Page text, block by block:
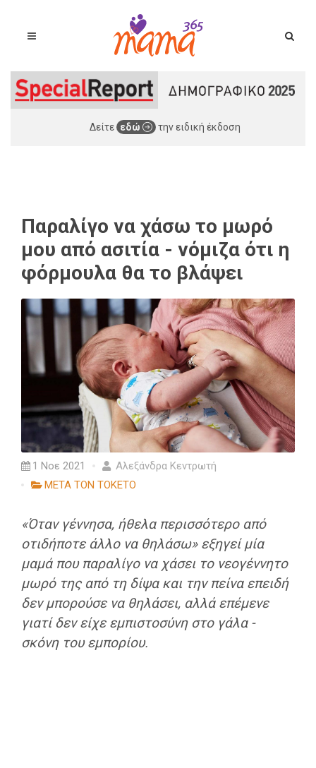
Δείτε εδώ την ειδική έκδοση
Παραλίγο να χάσω το μωρό
μου από ασιτία - νόμιζα ότι η
φόρμουλα θα το βλάψει
1 Νοε 2021
Αλεξάνδρα Κεντρωτή
ΜΕΤΑ ΤΟΝ ΤΟΚΕΤΟ
«Όταν γέννησα, ήθελα περισσότερο από
οτιδήποτε άλλο να θηλάσω» εξηγεί μία
μαμά που παραλίγο να χάσει το νεογέννητο
μωρό της από τη δίψα και την πείνα επειδή
δεν μπορούσε να θηλάσει, αλλά επέμενε
γιατί δεν είχε εμπιστοσύνη στο γάλα -
σκόνη του εμπορίου.